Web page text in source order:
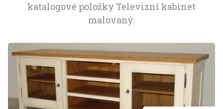
katalogové položky Televizní kabinet
malovaný.